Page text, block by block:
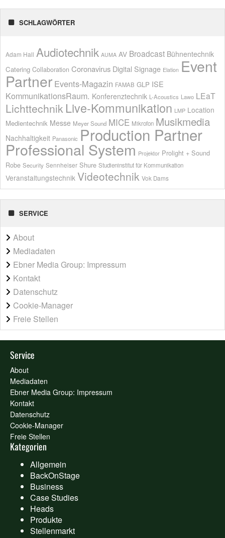
SCHLAGWÖRTER
Adam Hall Audiotechnik AUMA AV Broadcast Bühnentechnik
Catering Collaboration Coronavirus Digital Signage Elation Event
Partner Events-Magazin FAMAB GLP ISE
KommunikationsRaum. Konferenztechnik L-Acoustics Lawo LEaT
Lichttechnik Live-Kommunikation LMP Location
Medientechnik Messe Meyer Sound MICE Mikrofon Musikmedia
Nachhaltigkeit Panasonic Production Partner
Professional System Projektor Prolight + Sound
Robe Security Sennheiser Shure Studieninstitut für Kommunikation
Veranstaltungstechnik Videotechnik Vok Dams
SERVICE
About
Mediadaten
Ebner Media Group: Impressum
Kontakt
Datenschutz
Cookie-Manager
Freie Stellen
Service
About
Mediadaten
Ebner Media Group: Impressum
Kontakt
Datenschutz
Cookie-Manager
Freie Stellen
Kategorien
Allgemein
BackOnStage
Business
Case Studies
Heads
Produkte
Stellenmarkt